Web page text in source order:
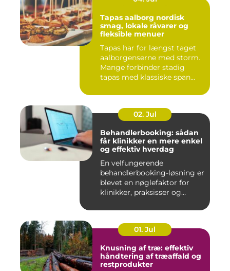
Tapas aalborg nordisk
smag, lokale råvarer og
fleksible menuer
Tapas har for længst taget
aalborgenserne med storm.
Mange forbinder stadig
tapas med klassiske span...
02. Jul
Behandlerbooking: sådan
får klinikker en mere enkel
og effektiv hverdag
En velfungerende
behandlerbooking-løsning er
blevet en nøglefaktor for
klinikker, praksisser og
01. Jul
Knusning af træ: effektiv
håndtering af træaffald og
restprodukter